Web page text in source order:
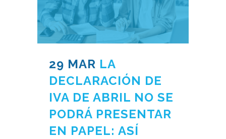
29 MAR LA
DECLARACIÓN DE
IVA DE ABRIL NO SE
PODRÁ PRESENTAR
EN PAPEL: ASÍ